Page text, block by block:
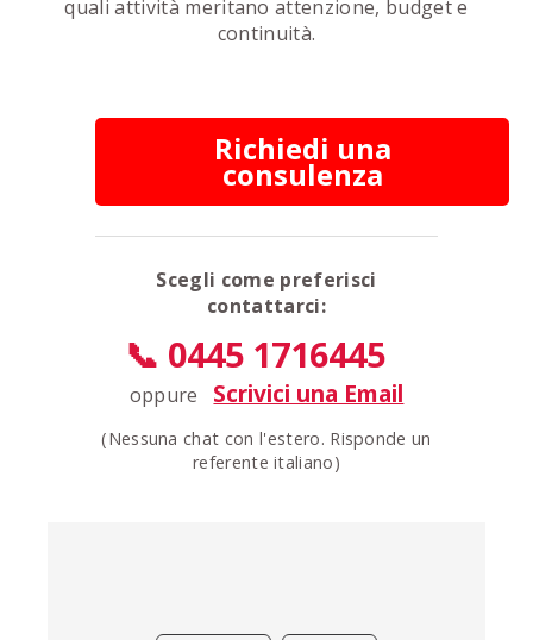
quali attività meritano attenzione, budget e
continuità.
Richiedi una
consulenza
Scegli come preferisci
contattarci:
📞 0445 1716445
oppure Scrivici una Email
(Nessuna chat con l'estero. Risponde un
referente italiano)